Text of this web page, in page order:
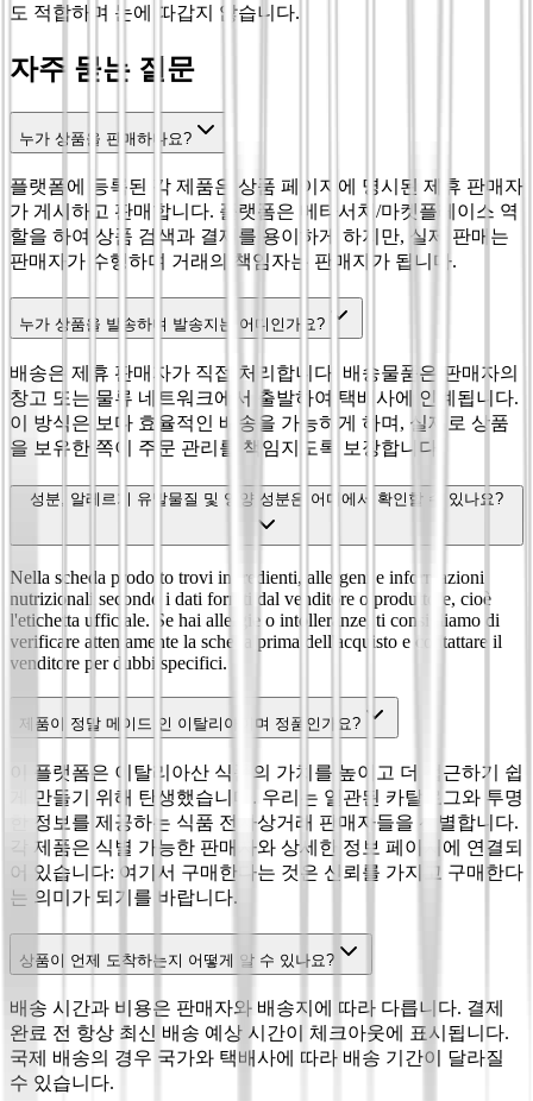
도 적합하며 눈에 따갑지 않습니다.
자주 묻는 질문
누가 상품을 판매하나요?
플랫폼에 등록된 각 제품은 상품 페이지에 명시된 제휴 판매자
가 게시하고 판매합니다. 플랫폼은 메타서치/마켓플레이스 역
할을 하여 상품 검색과 결제를 용이하게 하지만, 실제 판매는
판매자가 수행하며 거래의 책임자는 판매자가 됩니다.
누가 상품을 발송하며 발송지는 어디인가요?
배송은 제휴 판매자가 직접 처리합니다. 배송물품은 판매자의
창고 또는 물류 네트워크에서 출발하여 택배사에 인계됩니다.
이 방식은 보다 효율적인 배송을 가능하게 하며, 실제로 상품
을 보유한 쪽이 주문 관리를 책임지도록 보장합니다.
성분, 알레르기 유발물질 및 영양 성분은 어디에서 확인할 수 있나요?
Nella scheda prodotto trovi ingredienti, allergeni e informazioni
nutrizionali secondo i dati forniti dal venditore o produttore, cioè
l'etichetta ufficiale. Se hai allergie o intolleranze, ti consigliamo di
verificare attentamente la scheda prima dell'acquisto e contattare il
venditore per dubbi specifici.
제품이 정말 메이드 인 이탈리아이며 정품인가요?
이 플랫폼은 이탈리아산 식품의 가치를 높이고 더 접근하기 쉽
게 만들기 위해 탄생했습니다. 우리는 일관된 카탈로그와 투명
한 정보를 제공하는 식품 전자상거래 판매자들을 선별합니다.
각 제품은 식별 가능한 판매자와 상세한 정보 페이지에 연결되
어 있습니다: 여기서 구매한다는 것은 신뢰를 가지고 구매한다
는 의미가 되기를 바랍니다.
상품이 언제 도착하는지 어떻게 알 수 있나요?
배송 시간과 비용은 판매자와 배송지에 따라 다릅니다. 결제
완료 전 항상 최신 배송 예상 시간이 체크아웃에 표시됩니다.
국제 배송의 경우 국가와 택배사에 따라 배송 기간이 달라질
수 있습니다.